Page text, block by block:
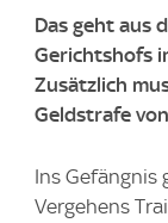
Das geht aus
Gerichtshofs
Zusätzlich
Geldstrafe
Ins Gefängnis
Vergehens